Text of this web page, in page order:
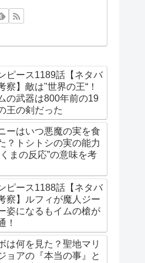
ピース1189話【ネタバ
察】敵は"世界の王“！
の武器は800年前の19
王の剣だった
ーはいつ悪魔の実を食
？トシトシの実の能力
くまの反応”の意味を考
ピース1188話【ネタバ
察】ルフィが魔人ジー
姿になるもイムの槍が
！
は何を見た？聖地マリ
ョアの『本当の事』と